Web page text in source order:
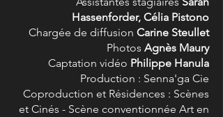
Hassenforder, Célia Pistono
Chargée de diffusion Carine Steullet
Photos Agnès Maury
Captation vidéo Philippe Hanula
Production : Senna'ga Cie
Coproduction et Résidences : Scènes
et Cinés - Scène conventionnée Art en